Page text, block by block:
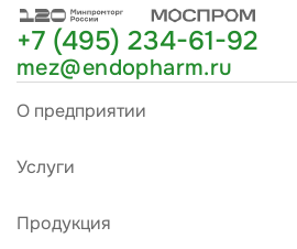
+7 (495) 234-61-92
mez@endopharm.ru
О предприятии
Услуги
Продукция